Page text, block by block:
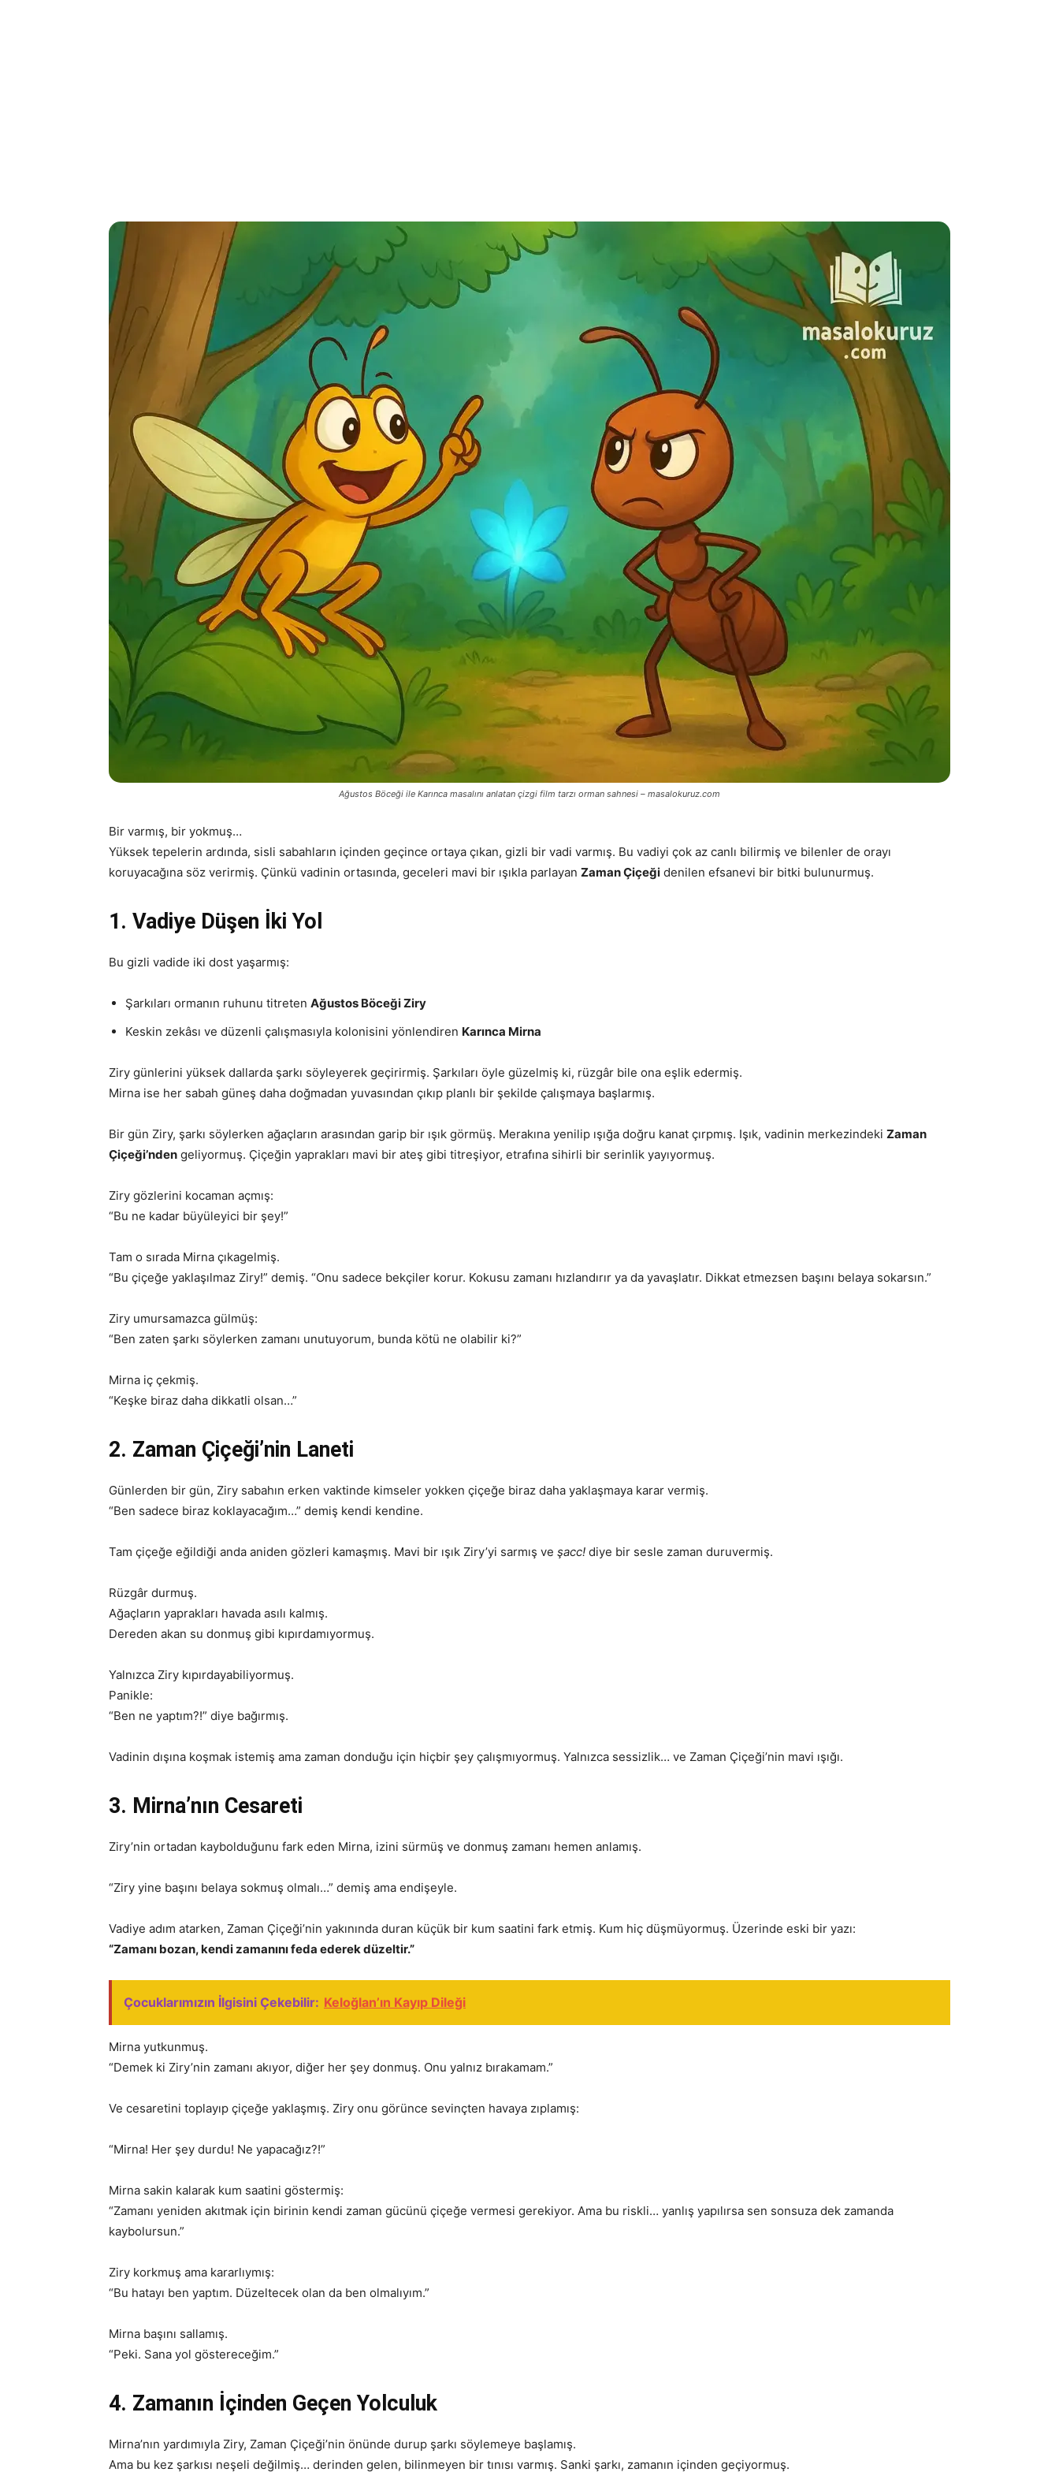
Ağustos Böceği ile Karınca masalını anlatan çizgi film tarzı orman sahnesi – masalokuruz.com
Bir varmış, bir yokmuş…
Yüksek tepelerin ardında, sisli sabahların içinden geçince ortaya çıkan, gizli bir vadi varmış. Bu vadiyi çok az canlı bilirmiş ve bilenler de orayı
koruyacağına söz verirmiş. Çünkü vadinin ortasında, geceleri mavi bir ışıkla parlayan Zaman Çiçeği denilen efsanevi bir bitki bulunurmuş.
1. Vadiye Düşen İki Yol
Bu gizli vadide iki dost yaşarmış:
Şarkıları ormanın ruhunu titreten Ağustos Böceği Ziry
Keskin zekâsı ve düzenli çalışmasıyla kolonisini yönlendiren Karınca Mirna
Ziry günlerini yüksek dallarda şarkı söyleyerek geçirirmiş. Şarkıları öyle güzelmiş ki, rüzgâr bile ona eşlik edermiş.
Mirna ise her sabah güneş daha doğmadan yuvasından çıkıp planlı bir şekilde çalışmaya başlarmış.
Bir gün Ziry, şarkı söylerken ağaçların arasından garip bir ışık görmüş. Merakına yenilip ışığa doğru kanat çırpmış. Işık, vadinin merkezindeki Zaman
Çiçeği’nden geliyormuş. Çiçeğin yaprakları mavi bir ateş gibi titreşiyor, etrafına sihirli bir serinlik yayıyormuş.
Ziry gözlerini kocaman açmış:
“Bu ne kadar büyüleyici bir şey!”
Tam o sırada Mirna çıkagelmiş.
“Bu çiçeğe yaklaşılmaz Ziry!” demiş. “Onu sadece bekçiler korur. Kokusu zamanı hızlandırır ya da yavaşlatır. Dikkat etmezsen başını belaya sokarsın.”
Ziry umursamazca gülmüş:
“Ben zaten şarkı söylerken zamanı unutuyorum, bunda kötü ne olabilir ki?”
Mirna iç çekmiş.
“Keşke biraz daha dikkatli olsan…”
2. Zaman Çiçeği’nin Laneti
Günlerden bir gün, Ziry sabahın erken vaktinde kimseler yokken çiçeğe biraz daha yaklaşmaya karar vermiş.
“Ben sadece biraz koklayacağım…” demiş kendi kendine.
Tam çiçeğe eğildiği anda aniden gözleri kamaşmış. Mavi bir ışık Ziry’yi sarmış ve şacc! diye bir sesle zaman duruvermiş.
Rüzgâr durmuş.
Ağaçların yaprakları havada asılı kalmış.
Dereden akan su donmuş gibi kıpırdamıyormuş.
Yalnızca Ziry kıpırdayabiliyormuş.
Panikle:
“Ben ne yaptım?!” diye bağırmış.
Vadinin dışına koşmak istemiş ama zaman donduğu için hiçbir şey çalışmıyormuş. Yalnızca sessizlik… ve Zaman Çiçeği’nin mavi ışığı.
3. Mirna’nın Cesareti
Ziry’nin ortadan kaybolduğunu fark eden Mirna, izini sürmüş ve donmuş zamanı hemen anlamış.
“Ziry yine başını belaya sokmuş olmalı…” demiş ama endişeyle.
Vadiye adım atarken, Zaman Çiçeği’nin yakınında duran küçük bir kum saatini fark etmiş. Kum hiç düşmüyormuş. Üzerinde eski bir yazı:
“Zamanı bozan, kendi zamanını feda ederek düzeltir.”
Çocuklarımızın İlgisini Çekebilir: Keloğlan’ın Kayıp Dileği
Mirna yutkunmuş.
“Demek ki Ziry’nin zamanı akıyor, diğer her şey donmuş. Onu yalnız bırakamam.”
Ve cesaretini toplayıp çiçeğe yaklaşmış. Ziry onu görünce sevinçten havaya zıplamış:
“Mirna! Her şey durdu! Ne yapacağız?!”
Mirna sakin kalarak kum saatini göstermiş:
“Zamanı yeniden akıtmak için birinin kendi zaman gücünü çiçeğe vermesi gerekiyor. Ama bu riskli… yanlış yapılırsa sen sonsuza dek zamanda
kaybolursun.”
Ziry korkmuş ama kararlıymış:
“Bu hatayı ben yaptım. Düzeltecek olan da ben olmalıyım.”
Mirna başını sallamış.
“Peki. Sana yol göstereceğim.”
4. Zamanın İçinden Geçen Yolculuk
Mirna’nın yardımıyla Ziry, Zaman Çiçeği’nin önünde durup şarkı söylemeye başlamış.
Ama bu kez şarkısı neşeli değilmiş… derinden gelen, bilinmeyen bir tınısı varmış. Sanki şarkı, zamanın içinden geçiyormuş.